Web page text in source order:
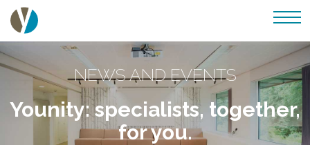
NEWS AND EVENTS
Younity: specialists, together,
for you.